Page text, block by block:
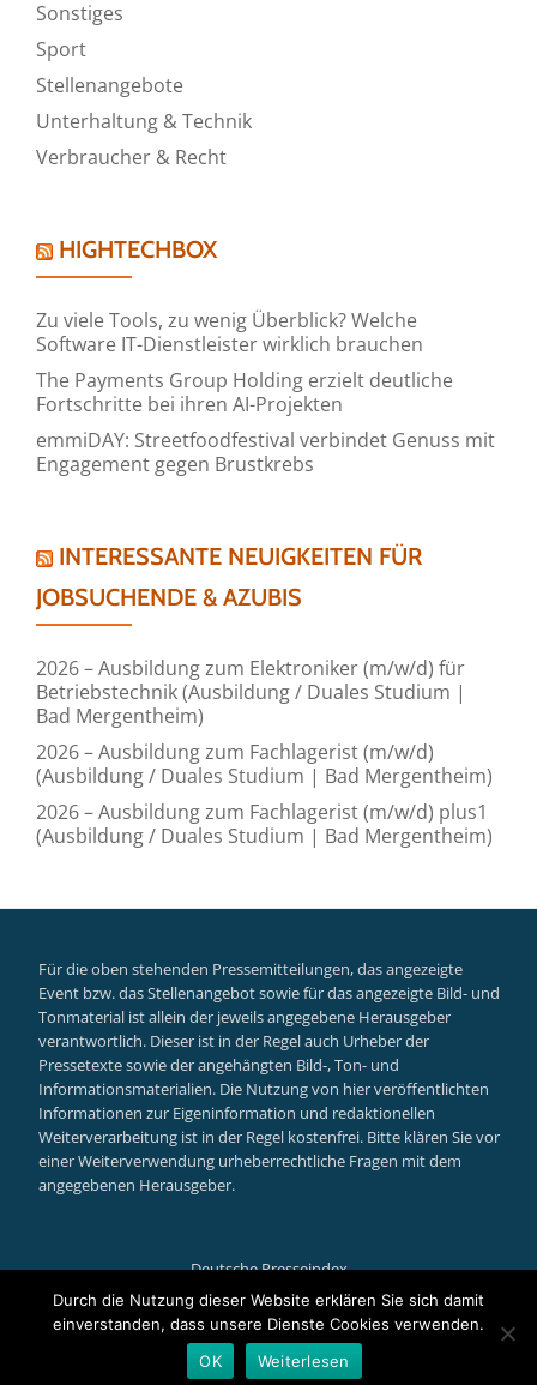
Sonstiges
Sport
Stellenangebote
Unterhaltung & Technik
Verbraucher & Recht
HIGHTECHBOX
Zu viele Tools, zu wenig Überblick? Welche
Software IT-Dienstleister wirklich brauchen
The Payments Group Holding erzielt deutliche
Fortschritte bei ihren AI-Projekten
emmiDAY: Streetfoodfestival verbindet Genuss mit
Engagement gegen Brustkrebs
INTERESSANTE NEUIGKEITEN FÜR
JOBSUCHENDE & AZUBIS
2026 – Ausbildung zum Elektroniker (m/w/d) für
Betriebstechnik (Ausbildung / Duales Studium |
Bad Mergentheim)
2026 – Ausbildung zum Fachlagerist (m/w/d)
(Ausbildung / Duales Studium | Bad Mergentheim)
2026 – Ausbildung zum Fachlagerist (m/w/d) plus1
(Ausbildung / Duales Studium | Bad Mergentheim)
Für die oben stehenden Pressemitteilungen, das angezeigte
Event bzw. das Stellenangebot sowie für das angezeigte Bild- und
Tonmaterial ist allein der jeweils angegebene Herausgeber
verantwortlich. Dieser ist in der Regel auch Urheber der
Pressetexte sowie der angehängten Bild-, Ton- und
Informationsmaterialien. Die Nutzung von hier veröffentlichten
Informationen zur Eigeninformation und redaktionellen
Weiterverarbeitung ist in der Regel kostenfrei. Bitte klären Sie vor
einer Weiterverwendung urheberrechtliche Fragen mit dem
angegebenen Herausgeber.
Deutsche Presseindex
Secondary
Llorix One Litepowered by WordPress
Durch die Nutzung dieser Website erklären Sie sich damit
einverstanden, dass unsere Dienste Cookies verwenden.
OK
Weiterlesen